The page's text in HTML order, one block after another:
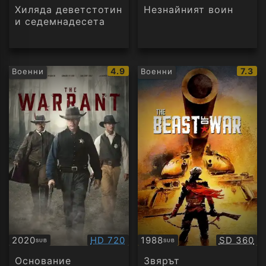
Хиляда деветстотин
и седемнадесета
Незнайният воин
Военни
IMDb
4.9
2020SUB
Субтитри Качество:
HD 720
Основание
Военни
IMDb
7.3
1988SUB
Субтитри SD 360
Звярът